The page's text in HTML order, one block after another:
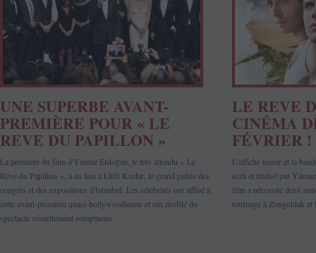
UNE SUPERBE AVANT-
PREMIÈRE POUR « LE
REVE DU PAPILLON »
La première du film d'Yılmaz Erdoğan, le très attendu « Le
Rêve du Papillon », a eu lieu à Lütfi Kırdar, le grand palais des
congrès et des expositions d'Istanbul. Les célébrités ont afflué à
cette avant-première quasi-hollywoodienne et ont profité du
spectacle visuellement somptueux.
LE REVE
CINÉMA
FÉVRIER !
L'affiche teaser et la
écrit et réalisé par
film a nécessité deux
tournage à Zonguldak et